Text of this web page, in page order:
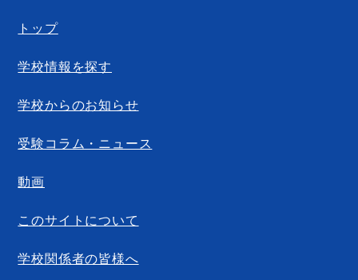
トップ
学校情報を探す
学校からのお知らせ
受験コラム・ニュース
動画
このサイトについて
学校関係者の皆様へ